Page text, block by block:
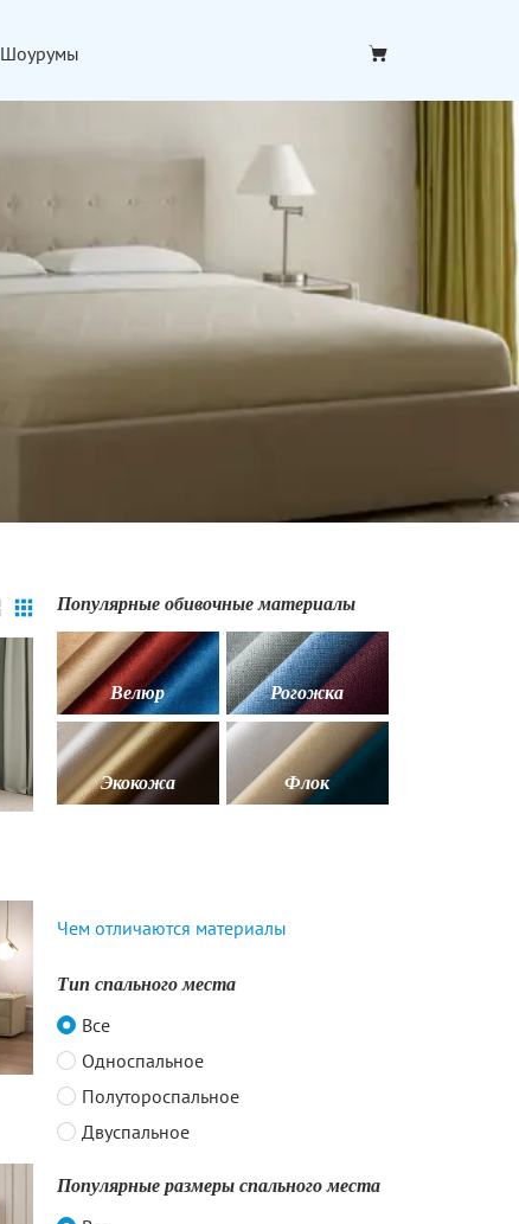
Шоурумы
Популярные обивочные материалы
Велюр Рогожка
Экокожа Флок
Чем отличаются материалы
Тип спального места
Все
Односпальное
Полутороспальное
Двуспальное
Популярные размеры спального места